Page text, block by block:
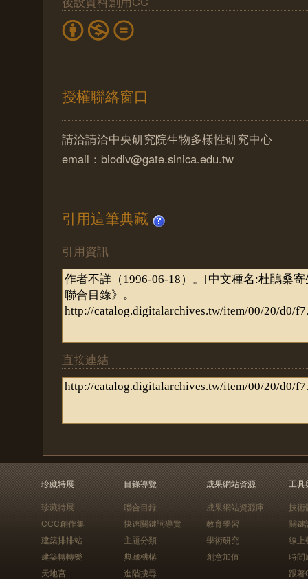
授權聯絡窗口
請洽請洽中央研究院生物多樣性研究中心
email：biodiv@gate.sinica.edu.tw
引用這筆典藏
引用資訊
直接連結
珍藏特展
珍藏特展
CCC創作集
建築排排站
建築轉轉樂
天地宮
目錄導覽
聯合目錄
快速關鍵詞導覽
主題分類
典藏機構
進階搜尋
成果網站資源
成果網站資源庫
教育學習
學術研究
創意加值
工具
技術
關鍵
線上
時間
跟